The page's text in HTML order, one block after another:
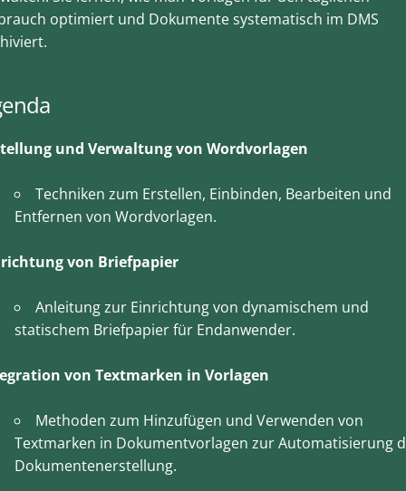
optimiert und Dokumente systematisch im DMS
und Verwaltung von Wordvorlagen
Techniken zum Erstellen, Einbinden, Bearbeiten und
Entfernen von Wordvorlagen.
von Briefpapier
Anleitung zur Einrichtung von dynamischem und
statischem Briefpapier für Endanwender.
von Textmarken in Vorlagen
Methoden zum Hinzufügen und Verwenden von
Textmarken in Dokumentvorlagen zur Automatisierung
Dokumentenerstellung.